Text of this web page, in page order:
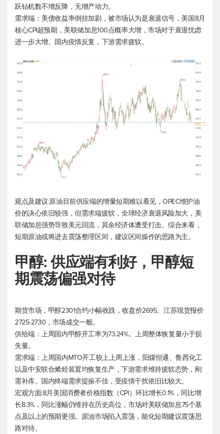
跃钻机数不增反降，无增产动力。
需求端：美债收益率倒挂加剧，被市场认为是衰退信号，美国8月
核心CPI超预期，美联储加息100点概率大增，市场对于衰退忧虑
进一步大增。国内疫情反复，下游需求疲软。
观点及建议:原油目前供应端的增量短期难以看见，OPEC维护油
价的决心依旧较强，但需求端疲软，全球经济衰退风险加大，美
联储加息强势导致美元回流，其余经济体遭受打击。综合来看，
短期原油或将进去震荡整理区间，建议区间操作的思路为主。
甲醇: 供应端有利好，甲醇短
期震荡偏强对待
期货市场，甲醇2301合约小幅收跌，收盘价2695。江苏现货报价
2725-2730，市场成交一般。
供给端：上周国内甲醇开工率为73.24%。上周整体恢复量小于损
失量。
需求端：上周国内MTO开工较上上周上涨，阳煤恒通、鲁西化工
以及中安联合烯烃装置均恢复生产，下游需求维持疲软态势，刚
需补库。国内终端需求提振不佳，受疫情干扰依旧比较大。
宏观方面:8月美国消费者价格指数（CPI）环比增长0.1%，同比增
长8.3%，同比涨幅仍维持在历史高位，市场对美联储加息75个基
点及以上的预期更强。原油市场陷入震荡，能化短期建议震荡思
路对待。